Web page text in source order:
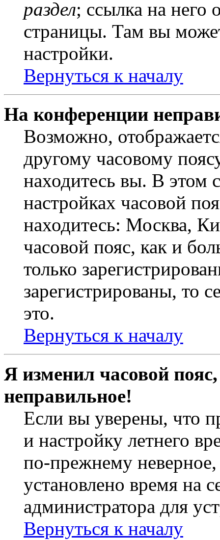
раздел; ссылка на него
страницы. Там вы
настройки.
Вернуться к началу
На конференции
Возможно,
другому часовому
находитесь вы. В этом
настройках часовой
находитесь: Москва,
часовой пояс, как и
только
зарегистрированы, то
это.
Вернуться к началу
Я изменил часовой
неправильное!
Если вы уверены, что
и настройку летнего
по-прежнему неверное,
установлено время на
администратора для
Вернуться к началу